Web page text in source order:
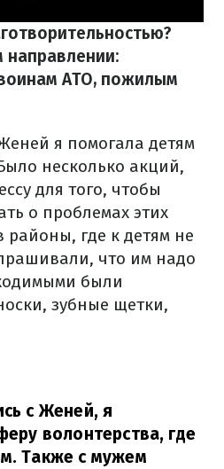
?
направлении:
АТО, пожилым
я помогала детям
несколько акций,
для того, чтобы
о проблемах этих
где к детям не
что им надо
были
зубные щетки,
с Женей, я
волонтерства, где
Также с мужем